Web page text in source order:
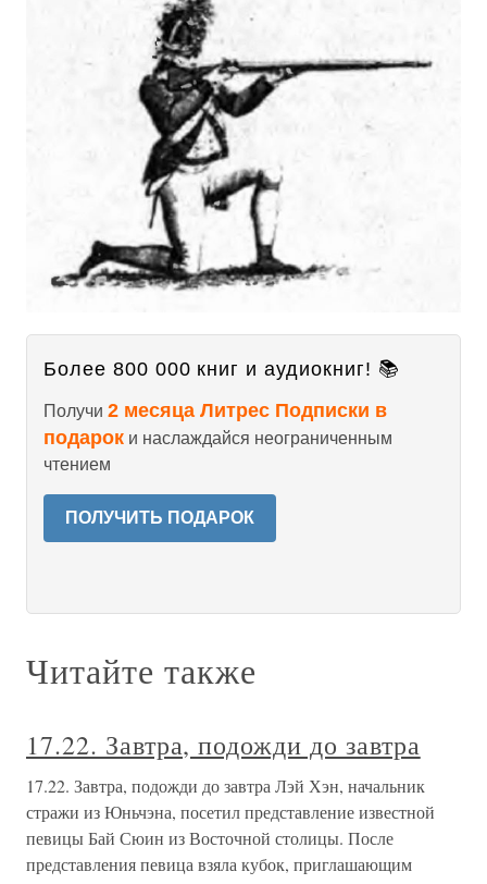
Более 800 000 книг и аудиокниг! 📚
Получи 2 месяца Литрес Подписки в
подарок и наслаждайся неограниченным
чтением
ПОЛУЧИТЬ ПОДАРОК
Читайте также
17.22. Завтра, подожди до завтра
17.22. Завтра, подожди до завтра Лэй Хэн, начальник
стражи из Юньчэна, посетил представление известной
певицы Бай Сюин из Восточной столицы. После
представления певица взяла кубок, приглашающим